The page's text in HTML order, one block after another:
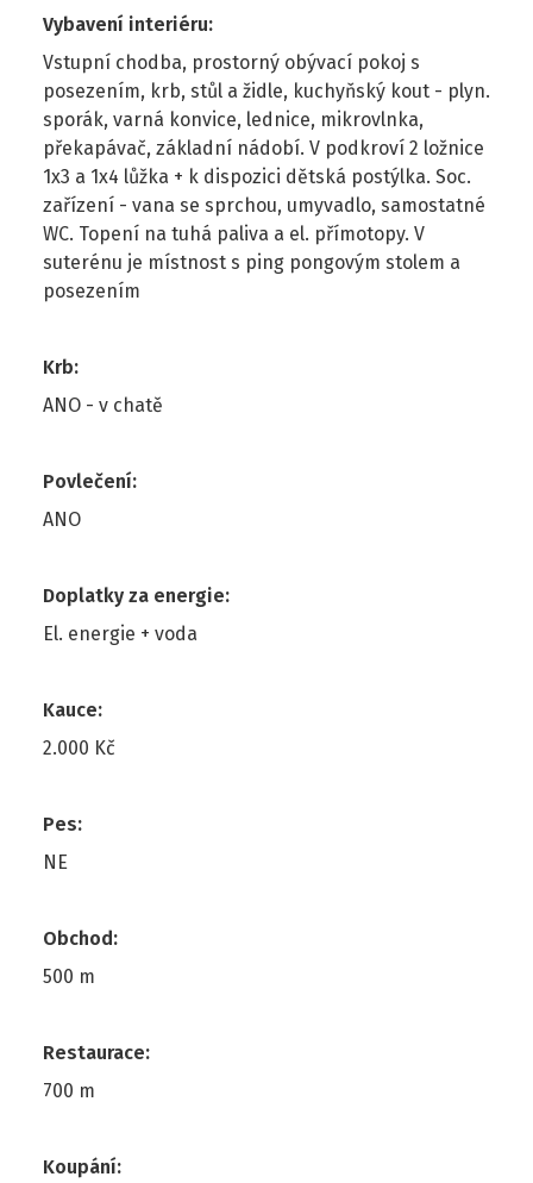
Vybavení interiéru:
Vstupní chodba, prostorný obývací pokoj s
posezením, krb, stůl a židle, kuchyňský kout - plyn.
sporák, varná konvice, lednice, mikrovlnka,
překapávač, základní nádobí. V podkroví 2 ložnice
1x3 a 1x4 lůžka + k dispozici dětská postýlka. Soc.
zařízení - vana se sprchou, umyvadlo, samostatné
WC. Topení na tuhá paliva a el. přímotopy. V
suterénu je místnost s ping pongovým stolem a
posezením
Krb:
ANO - v chatě
Povlečení:
ANO
Doplatky za energie:
El. energie + voda
Kauce:
2.000 Kč
Pes:
NE
Obchod:
500 m
Restaurace:
700 m
Koupání: